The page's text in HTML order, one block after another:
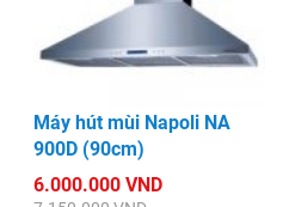
Máy hút mùi Napoli NA
900D (90cm)
6.000.000 VND